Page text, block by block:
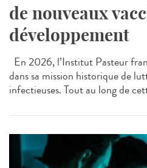
de nouveaux
développement
En 2026, l’Institut Pasteur
dans sa mission historique de
infectieuses. Tout au long de